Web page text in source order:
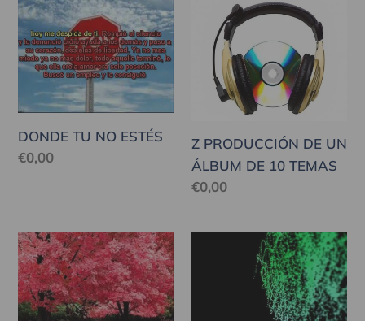
DONDE
TU
NO
ESTÉS
DONDE TU NO ESTÉS
Precio
€0,00
PRODUCCIÓN
ÁLBUM
10
TEMAS
Z PRODUCCIÓN DE UN
ÁLBUM DE 10 TEMAS
Precio
€0,00
DESPUÉS
DE
TANTO
TIEMPO
ELECTRÓNICA